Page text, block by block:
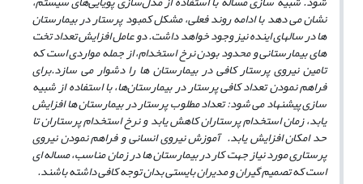
نشان می دهد با ادامه روند فعلی، مشکل کمبود پرستار در بیمارستان
ها در سالهای اینده نیز وجود خواهد داشت. دو عامل افزایش تعداد تخت
های بیمارستانی و محدود بودن نرخ استخدام، از جمله مواردی است که
تامین نیروی پرستار کافی در بیمارستان ها را دشوار می سازد.برای
فراهم نمودن تعداد کافی پرستار در بیمارستان‌ها، با استفاده از شبیه
سازی پیشنهاد می شود: تعداد مطلوب پرستار در بیمارستان ها افزایش
یابد، زمان استخدام پرستاران کاهش یابد و نرخ استخدام پرستاران تا
حد امکان افزایش یابد. آموزش نیروی انسانی و فراهم نمودن نیروی
پرستاری مورد نیاز جهت کار در بیمارستان ها در زمان مناسب، مساله ای
است که تصمیم گیران و مدیران بایستی بدان توجه کافی داشته باشند.